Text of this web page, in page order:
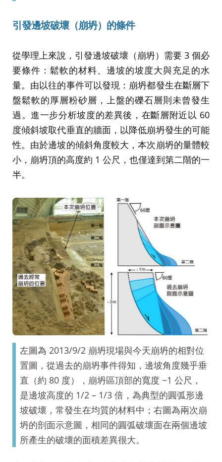
引發邊坡破壞（崩坍）的條件
從學理上來說，引發邊坡破壞（崩坍）需要 3 個必
要條件：鬆軟的材料、邊坡的坡度大與充足的水
量。由以往的事件可以發現：崩坍都發生在斷層下
盤鬆軟的厚層粉砂層，上盤的礫石層則未曾發生
過。進一步分析坡度的差異後，在斷層附近以 60
度傾斜坡取代垂直的牆面，以降低崩坍發生的可能
性。由於邊坡的傾斜角度較大，本次崩坍的量體較
小，崩坍頂的高度約 1 公尺，也僅達到第二階的一
半。
左圖為 2013/9/2 崩坍現場與今天崩坍的相對位
置圖，從過去的崩坍事件得知，邊坡角度幾乎垂
直（約 80 度），崩坍區頂部的寬度 ~1 公尺，
是邊坡高度的 1/2 – 1/3 倍，為典型的圓弧形邊
坡破壞，常發生在均質的材料中；右圖為兩次崩
坍的剖面示意圖，相同的圓弧破壞面在兩個邊坡
所產生的破壞的面積差異很大。